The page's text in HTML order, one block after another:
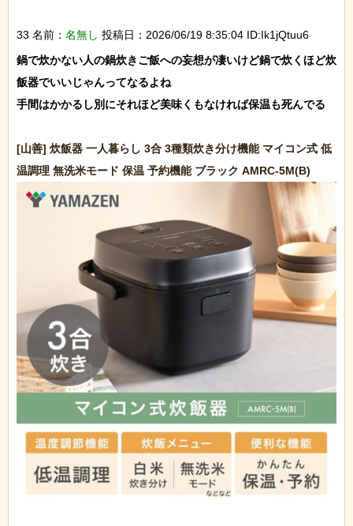
33 名前： 名無し 投稿日：2026/06/19 8:35:04 ID:Ik1jQtuu6
鍋で炊かない人の鍋炊きご飯への妄想が凄いけど鍋で炊くほど炊
飯器でいいじゃんってなるよね
手間はかかるし別にそれほど美味くもなければ保温も死んでる
[山善] 炊飯器 一人暮らし 3合 3種類炊き分け機能 マイコン式 低